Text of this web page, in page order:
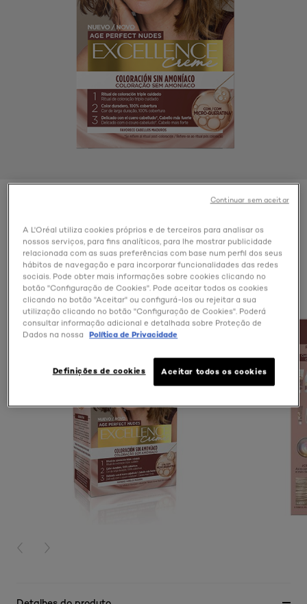
PREVIOUS CARD
NEXT CARD
A L'Oréal utiliza cookies próprios e de terceiros para analisar os
nossos serviços, para fins analíticos, para lhe mostrar publicidade
relacionada com as suas preferências com base num perfil dos seus
hábitos de navegação e para incorporar funcionalidades das redes
sociais. Pode obter mais informações sobre cookies clicando no
botão "Configuração de Cookies". Pode aceitar todos os cookies
clicando no botão "Aceitar" ou configurá-los ou rejeitar a sua
utilização clicando no botão "Configuração de Cookies". Poderá
consultar informação adicional e detalhada sobre Proteção de
Dados na nossa
Política de Privacidade
Definições de cookies Aceitar todos os cookies
Continuar sem aceitar